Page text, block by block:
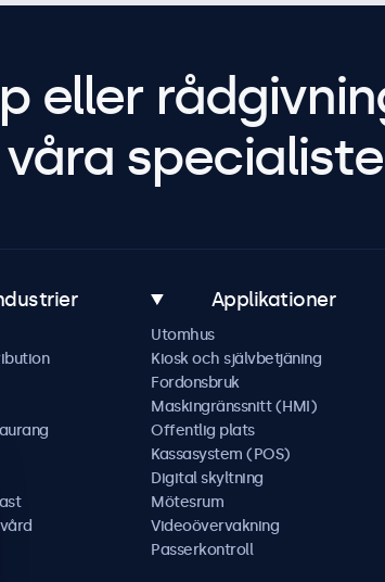
eller
Applikationer
Utomhus
Kiosk och självbetjäning
Fordonsbruk
Maskingränssnitt (HMI)
Offentlig plats
Kassasystem (POS)
Digital skyltning
Mötesrum
Videoövervakning
Passerkontroll